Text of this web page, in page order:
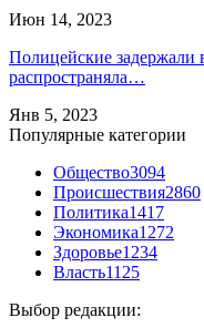
Июн 14, 2023
Полицейские задержали
распространяла…
Янв 5, 2023
Популярные категории
Общество3094
Происшествия2860
Политика1417
Экономика1272
Здоровье1234
Власть1125
Выбор редакции: